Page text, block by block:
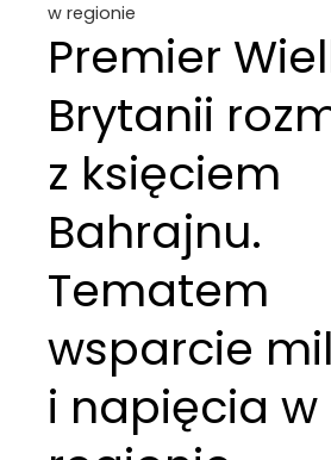
w regionie
Premier
Brytanii
z księciem
Bahrajnu.
Tematem
wsparcie
i napięcia w